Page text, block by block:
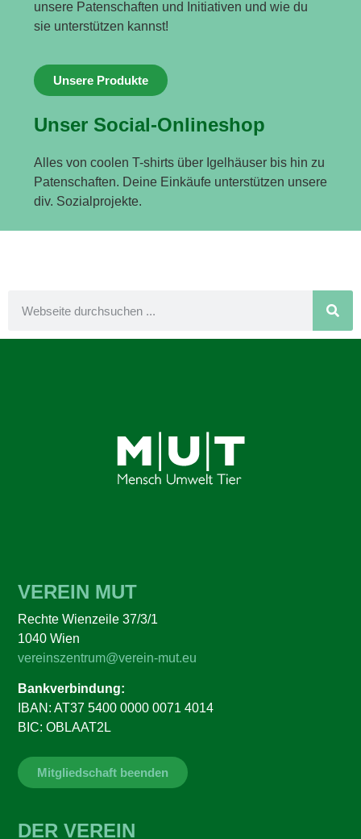
unsere Patenschaften und Initiativen und wie du
sie unterstützen kannst!
Unsere Produkte
Unser Social-Onlineshop
Alles von coolen T-shirts über Igelhäuser bis hin zu
Patenschaften. Deine Einkäufe unterstützen unsere
div. Sozialprojekte.
VEREIN MUT
Rechte Wienzeile 37/3/1
1040 Wien
vereinszentrum@verein-mut.eu
Bankverbindung:
IBAN: AT37 5400 0000 0071 4014
BIC: OBLAAT2L
Mitgliedschaft beenden
DER VEREIN